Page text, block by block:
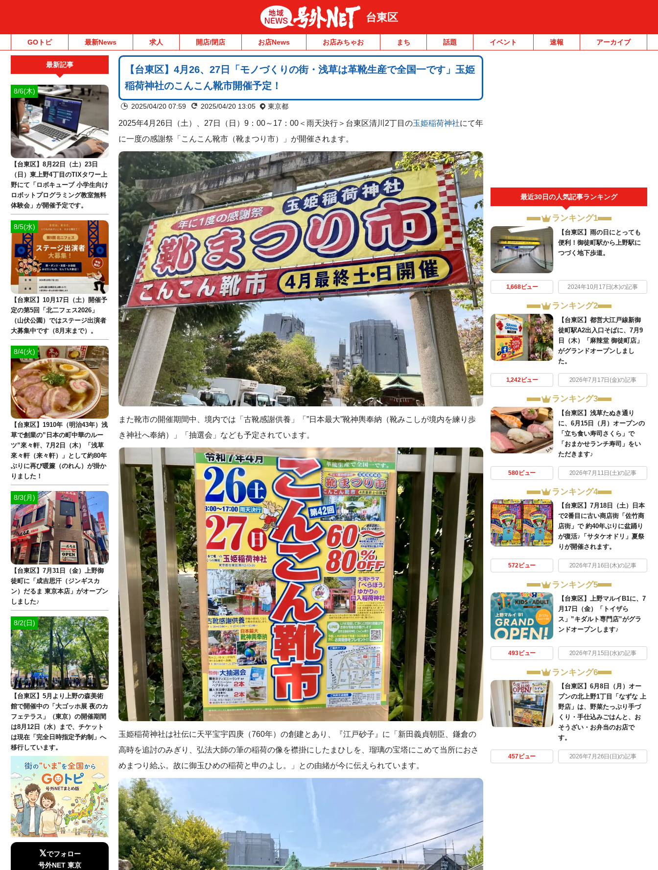
台東区
GOトピ 最新News 求人 開店/閉店 お店News お店みちゃお まち 話題 イベント 速報 アーカイブ
【台東区】4月26、27日「モノづくりの街・浅草は革靴生産で全国一です」玉姫
稲荷神社のこんこん靴市開催予定！
2025/04/20 07:59 2025/04/20 13:05 東京都
2025年4月26日（土）、27日（日）9：00～17：00＜雨天決行＞台東区清川2丁目の玉姫稲荷神社にて年
に一度の感謝祭「こんこん靴市（靴まつり市）」が開催されます。
また靴市の開催期間中、境内では「古靴感謝供養」「”日本最大”靴神輿奉納（靴みこしが境内を練り歩
き神社へ奉納）」「抽選会」なども予定されています。
玉姫稲荷神社は社伝に天平宝宇四庚（760年）の創建とあり、『江戸砂子』に「新田義貞朝臣、鎌倉の
高時を追討のみぎり、弘法大師の筆の稲荷の像を襟掛にしたまひしを、瑠璃の宝塔にこめて当所におさ
めまつり給ふ。故に御玉ひめの稲荷と申のよし。」との由緒が今に伝えられています。
最近30日の人気記事ランキング
ランキング1
【台東区】雨の日にとっても
便利！御徒町駅から上野駅に
つづく地下歩道。
1,668ビュー 2024年10月17日(木)の記事
ランキング2
【台東区】都営大江戸線新御
徒町駅A2出入口そばに、7月9
日（木）「麻辣堂 御徒町店」
がグランドオープンしまし
た。
1,242ビュー 2026年7月17日(金)の記事
ランキング3
【台東区】浅草たぬき通り
に、6月15日（月）オープンの
「立ち食い寿司さくら」で
「おまかせランチ寿司」をい
ただきます♪
580ビュー 2026年7月11日(土)の記事
ランキング4
【台東区】7月18日（土）日本
で2番目に古い商店街「佐竹商
店街」で 約40年ぶりに盆踊り
が復活♪「サタケオドリ」夏祭
りが開催されます。
572ビュー 2026年7月16日(木)の記事
ランキング5
【台東区】上野マルイB1に、7
月17日（金）「トイザら
ス」”キダルト専門店”がグラ
ンドオープンします♪
493ビュー 2026年7月15日(水)の記事
ランキング6
【台東区】6月8日（月）オー
プンの北上野1丁目「なずな 上
野店」は、野菜たっぷり手づ
くり・手仕込みごはんと、お
そうざい・お弁当のお店で
す。
457ビュー 2026年7月26日(日)の記事
最新記事
8/6(木)
【台東区】8月22日（土）23日
（日）東上野4丁目のTIXタワー上
野にて「ロボキューブ 小学生向け
ロボットプログラミング教室無料
体験会」が開催予定です。
8/5(水)
【台東区】10月17日（土）開催予
定の第5回「北二フェス2026」
（山伏公園）ではステージ出演者
大募集中です（8月末まで）。
8/4(火)
【台東区】1910年（明治43年）浅
草で創業の”日本の町中華のルー
ツ”來々軒、7月2日（木）「浅草
來々軒（来々軒）」として約80年
ぶりに再び暖簾（のれん）が掛か
りました！
8/3(月)
【台東区】7月31日（金）上野御
徒町に「成吉思汗（ジンギスカ
ン）だるま 東京本店」がオープン
しました♪
8/2(日)
【台東区】5月より上野の森美術
館で開催中の「大ゴッホ展 夜のカ
フェテラス」（東京）の開催期間
は8月12日（水）まで、チケット
は現在「完全日時指定予約制」へ
移行しています。
𝕏でフォロー
号外NET 東京